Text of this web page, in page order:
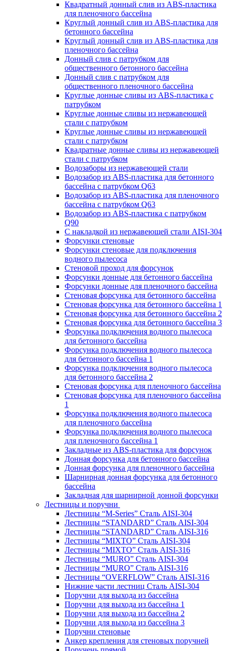
Квадратный донный слив из ABS-пластика
для пленочного бассейна
Круглый донный слив из ABS-пластика для
бетонного бассейна
Круглый донный слив из ABS-пластика для
пленочного бассейна
Донный слив с патрубком для
общественного бетонного бассейна
Донный слив с патрубком для
общественного пленочного бассейна
Круглые донные сливы из ABS-пластика с
патрубком
Круглые донные сливы из нержавеющей
стали с патрубком
Круглые донные сливы из нержавеющей
стали с патрубком
Квадратные донные сливы из нержавеющей
стали с патрубком
Водозаборы из нержавеющей стали
Водозабор из ABS-пластика для бетонного
бассейна с патрубком Q63
Водозабор из ABS-пластика для пленочного
бассейна с патрубком Q63
Водозабор из ABS-пластика с патрубком
Q90
С накладкой из нержавеющей стали AISI-304
Форсунки стеновые
Форсунки стеновые для подключения
водного пылесоса
Стеновой проход для форсунок
Форсунки донные для бетонного бассейна
Форсунки донные для пленочного бассейна
Стеновая форсунка для бетонного бассейна
Стеновая форсунка для бетонного бассейна 1
Стеновая форсунка для бетонного бассейна 2
Стеновая форсунка для бетонного бассейна 3
Форсунка подключения водного пылесоса
для бетонного бассейна
Форсунка подключения водного пылесоса
для бетонного бассейна 1
Форсунка подключения водного пылесоса
для бетонного бассейна 2
Стеновая форсунка для пленочного бассейна
Стеновая форсунка для пленочного бассейна
1
Форсунка подключения водного пылесоса
для пленочного бассейна
Форсунка подключения водного пылесоса
для пленочного бассейна 1
Закладные из ABS-пластика для форсунок
Донная форсунка для бетонного бассейна
Донная форсунка для пленочного бассейна
Шарнирная донная форсунка для бетонного
бассейна
Закладная для шарнирной донной форсунки
Лестницы и поручни
Лестницы “M-Series” Сталь AISI-304
Лестницы “STANDARD” Сталь AISI-304
Лестницы “STANDARD” Сталь AISI-316
Лестницы “MIXTO” Сталь AISI-304
Лестницы “MIXTO” Сталь AISI-316
Лестницы “MURO” Сталь AISI-304
Лестницы “MURO” Сталь AISI-316
Лестницы “OVERFLOW” Сталь AISI-316
Нижние части лестниц Сталь AISI-304
Поручни для выхода из бассейна
Поручни для выхода из бассейна 1
Поручни для выхода из бассейна 2
Поручни для выхода из бассейна 3
Поручни стеновые
Анкер крепления для стеновых поручней